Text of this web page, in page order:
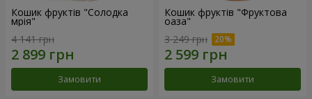
Кошик фруктів "Солодка
мрія"
4 141 грн
Замовити
Кошик фруктів "Фруктова
оаза"
3 249 грн
Замовити